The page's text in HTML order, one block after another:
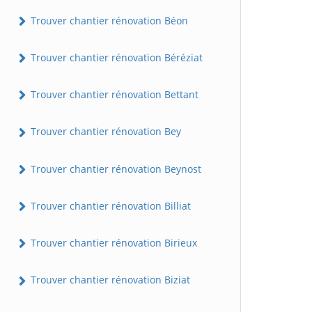
Trouver chantier rénovation Béon
Trouver chantier rénovation Béréziat
Trouver chantier rénovation Bettant
Trouver chantier rénovation Bey
Trouver chantier rénovation Beynost
Trouver chantier rénovation Billiat
Trouver chantier rénovation Birieux
Trouver chantier rénovation Biziat